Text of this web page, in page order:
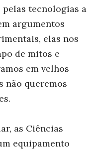
pelas tecnologias a
argumentos
elas nos
de mitos e
em velhos
não queremos
as Ciências
equipamento